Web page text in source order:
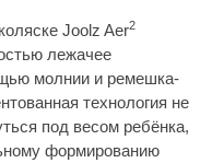
Joolz Aer2
лежачее
молнии и ремешка-
технология не
под весом ребёнка,
формированию